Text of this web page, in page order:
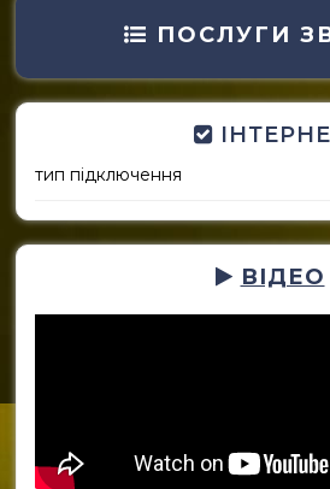
ПОСЛУГИ
тип підключення
ВІДЕО